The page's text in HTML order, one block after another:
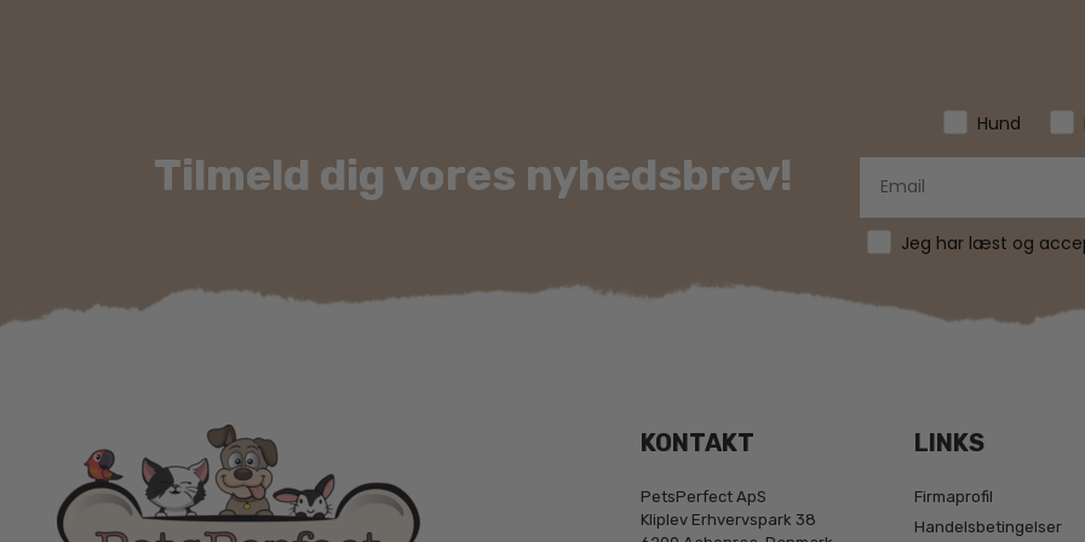
Tilmeld dig vores nyhedsbrev!
Hund
Jeg har læst og
KONTAKT
PetsPerfect ApS
Kliplev Erhvervspark 38
LINKS
Firmaprofil
Handelsbetingelser